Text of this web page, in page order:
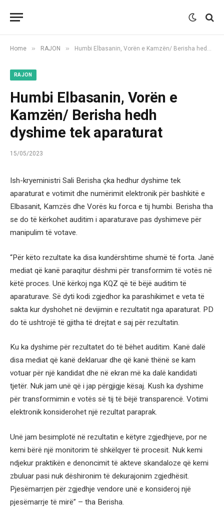
Home » RAJON » Humbi Elbasanin, Vorën e Kamzën/ Berisha hedh dyshime tek aparaturat
RAJON
Humbi Elbasanin, Vorën e
Kamzën/ Berisha hedh
dyshime tek aparaturat
15/05/2023
Ish-kryeministri Sali Berisha çka hedhur dyshime tek
aparaturat e votimit dhe numërimit elektronik për bashkitë e
Elbasanit, Kamzës dhe Vorës ku forca e tij humbi. Berisha tha
se do të kërkohet auditim i aparaturave pas dyshimeve për
manipulim të votave.
“Për këto rezultate ka disa kundërshtime shumë të forta. Janë
mediat që kanë paraqitur dëshmi për transformim të votës në
këtë proces. Unë kërkoj nga KQZ që të bëjë auditim të
aparaturave. Së dyti kodi zgjedhor ka parashikimet e veta të
sakta kur dyshohet në devijimin e rezultatit nga aparaturat. PD
do të ushtrojë të gjitha të drejtat e saj për rezultatin.
Ku ka dyshime për rezultatet do të bëhet auditim. Kanë dalë
disa mediat që kanë deklaruar dhe që kanë thënë se kam
votuar për një kandidat dhe në ekran më ka dalë kandidati
tjetër. Nuk jam unë që i jap përgjigje kësaj. Kush ka dyshime
për transformimin e votës së tij të bëjë transparencë. Votimi
elektronik konsiderohet një rezultat paraprak.
Unë jam besimplotë në rezultatin e këtyre zgjedhjeve, por ne
kemi bërë një monitorim të shkëlqyer të procesit. Nuk kemi
ndjekur praktikën e denoncimit të akteve skandaloze që kemi
zbuluar pasi nuk dëshironim të dekurajonim zgjedhësit.
Pjesëmarrjen për zgjedhje vendore unë e konsideroj një
pjesëmarrje të mirë” – tha Berisha.